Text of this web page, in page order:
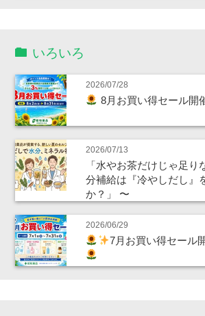
いろいろ
2026/07/28
8月お買い得セール開
2026/07/13
「水やお茶だけじゃ足り
分補給は『冷やしだし』
か？」 〜
2026/06/29
7月お買い得セール